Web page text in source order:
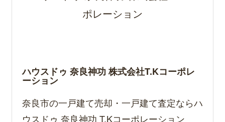
ハウスドゥ 奈良神功 株式会社T.Kコーポレ
ーション
奈良市の一戸建て売却・一戸建て査定ならハ
ウスドゥ 奈良神功 T.Kコーポレーション